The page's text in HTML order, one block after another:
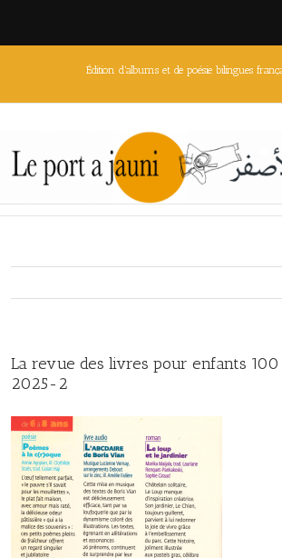
Édition d'albums et de poésie bilingues
La revue des livres pour enfants
2025-2